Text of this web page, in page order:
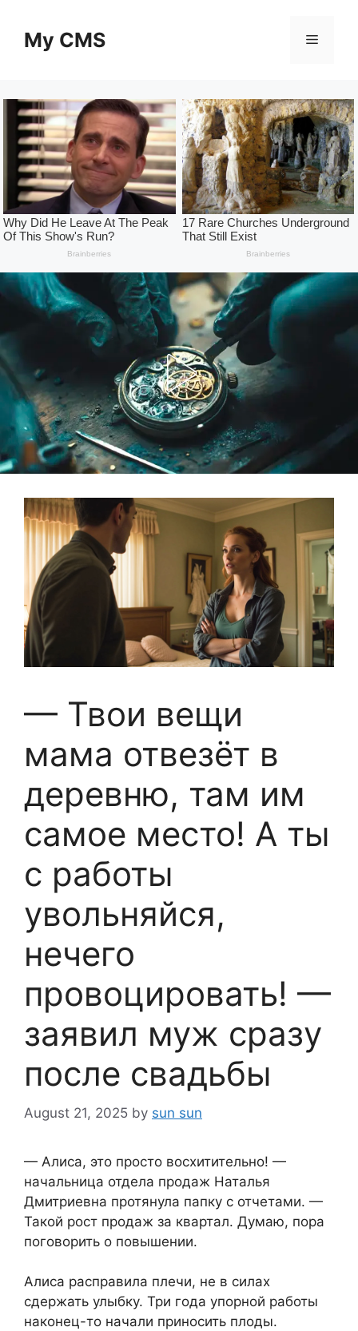
contentMy CMS Menu
— Твои вещи
мама отвезёт в
деревню, там им
самое место! А ты
с работы
увольняйся,
нечего
провоцировать! —
заявил муж сразу
после свадьбы
August 21, 2025 by sun sun
— Алиса, это просто восхитительно! —
начальница отдела продаж Наталья
Дмитриевна протянула папку с отчетами. —
Такой рост продаж за квартал. Думаю, пора
поговорить о повышении.
Алиса расправила плечи, не в силах
сдержать улыбку. Три года упорной работы
наконец-то начали приносить плоды.